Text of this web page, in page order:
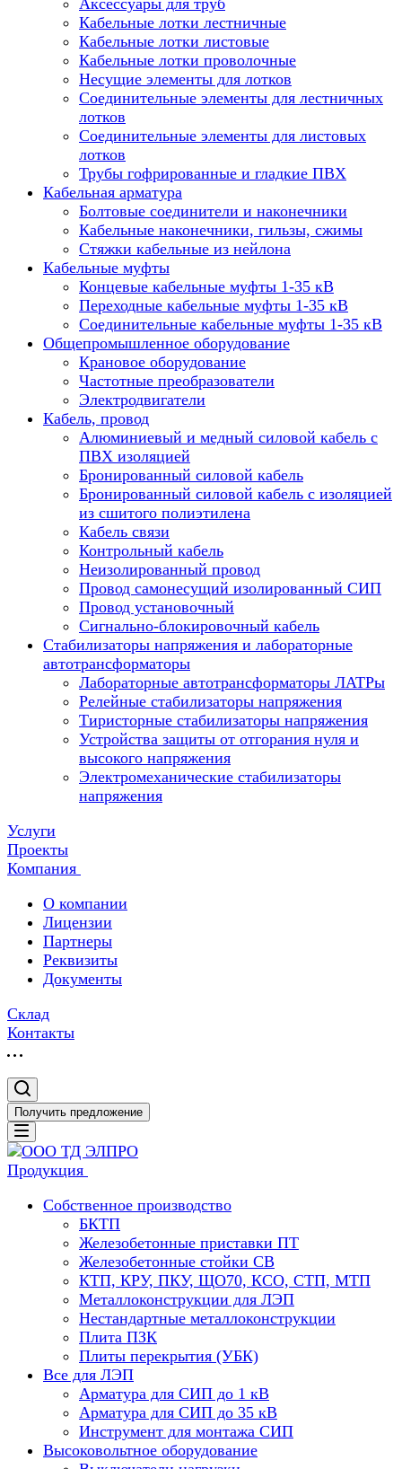
Аксессуары для труб
Кабельные лотки лестничные
Кабельные лотки листовые
Кабельные лотки проволочные
Несущие элементы для лотков
Соединительные элементы для лестничных
лотков
Соединительные элементы для листовых
лотков
Трубы гофрированные и гладкие ПВХ
Кабельная арматура
Болтовые соединители и наконечники
Кабельные наконечники, гильзы, сжимы
Стяжки кабельные из нейлона
Кабельные муфты
Концевые кабельные муфты 1-35 кВ
Переходные кабельные муфты 1-35 кВ
Соединительные кабельные муфты 1-35 кВ
Общепромышленное оборудование
Крановое оборудование
Частотные преобразователи
Электродвигатели
Кабель, провод
Алюминиевый и медный силовой кабель с
ПВХ изоляцией
Бронированный силовой кабель
Бронированный силовой кабель с изоляцией
из сшитого полиэтилена
Кабель связи
Контрольный кабель
Неизолированный провод
Провод самонесущий изолированный СИП
Провод установочный
Сигнально-блокировочный кабель
Стабилизаторы напряжения и лабораторные
автотрансформаторы
Лабораторные автотрансформаторы ЛАТРы
Релейные стабилизаторы напряжения
Тиристорные стабилизаторы напряжения
Устройства защиты от отгорания нуля и
высокого напряжения
Электромеханические стабилизаторы
напряжения
Услуги
Проекты
Компания
О компании
Лицензии
Партнеры
Реквизиты
Документы
Склад
Контакты
Получить предложение
Продукция
Собственное производство
БКТП
Железобетонные приставки ПТ
Железобетонные стойки СВ
КТП, КРУ, ПКУ, ЩО70, КСО, СТП, МТП
Металлоконструкции для ЛЭП
Нестандартные металлоконструкции
Плита ПЗК
Плиты перекрытия (УБК)
Все для ЛЭП
Арматура для СИП до 1 кВ
Арматура для СИП до 35 кВ
Инструмент для монтажа СИП
Высоковольтное оборудование